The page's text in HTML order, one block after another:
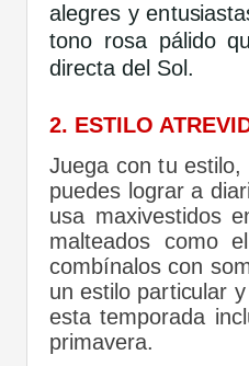
alegres y
tono rosa pálido
directa del Sol.
2. ESTILO
Juega con tu
puedes lograr a
usa maxivestidos
malteados como
combínalos con
un estilo particular
esta temporada
primavera.